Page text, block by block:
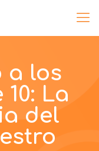
a los
La
del